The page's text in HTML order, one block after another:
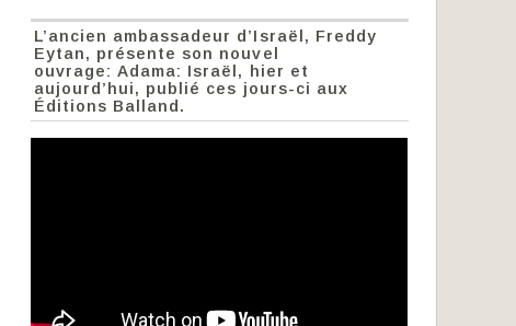
L’ancien ambassadeur d’Israël, Freddy
Eytan, présente son nouvel
ouvrage: Adama: Israël, hier et
aujourd’hui, publié ces jours-ci aux
Éditions Balland.